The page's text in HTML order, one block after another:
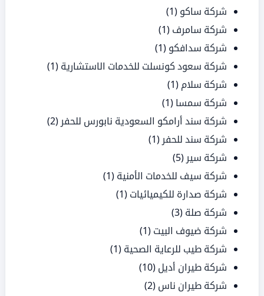
شركة ساكو (1)
شركة سامرف (1)
شركة سدافكو (1)
شركة سعود كونسلت للخدمات الاستشارية (1)
شركة سلام (1)
شركة سمسا (1)
شركة سند أرامكو السعودية نابورس للحفر (2)
شركة سند للحفر (1)
شركة سير (5)
شركة سيف للخدمات الأمنية (1)
شركة صدارة للكيميائيات (1)
شركة صلة (3)
شركة ضيوف البيت (1)
شركة طيب للرعاية الصحية (1)
شركة طيران أديل (10)
شركة طيران ناس (2)